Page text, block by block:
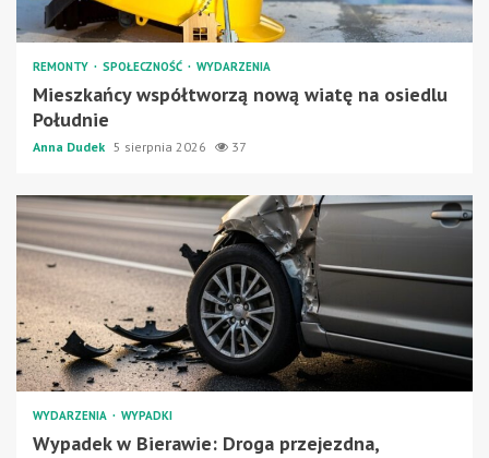
REMONTY SPOŁECZNOŚĆ WYDARZENIA
Mieszkańcy współtworzą nową wiatę na osiedlu
Południe
Anna Dudek 5 sierpnia 2026 37
WYDARZENIA WYPADKI
Wypadek w Bierawie: Droga przejezdna,